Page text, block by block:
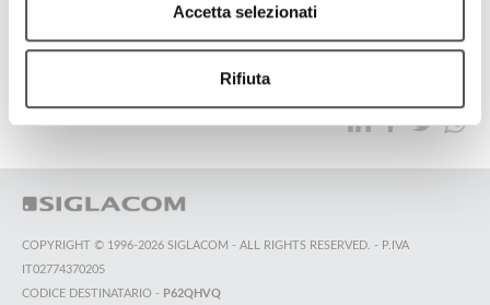
Accetta selezionati
Rifiuta
TOP RICERCHE SITEMAP SOSTENIBILITÀ
COPYRIGHT © 1996-2026 SIGLACOM - ALL RIGHTS RESERVED. - P.IVA
IT02774370205
CODICE DESTINATARIO - P62QHVQ